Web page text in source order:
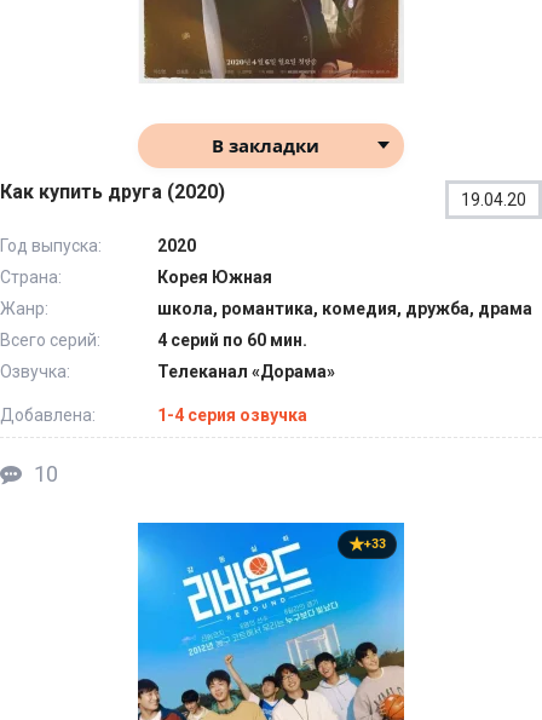
В закладки
Как купить друга (2020) 19.04.20
Год выпуска:
2020
Страна:
Корея Южная
Жанр:
школа, романтика, комедия, дружба, драма
Всего серий:
4 серий по 60 мин.
Озвучка:
Телеканал «Дорама»
Добавлена: 1-4 серия озвучка
10
+33